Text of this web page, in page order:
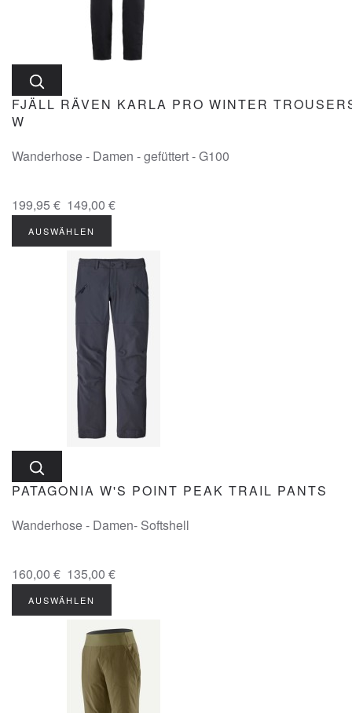
FJÄLL RÄVEN KARLA PRO WINTER
W
Wanderhose - Damen - gefüttert - G100
199,95 € 149,00 €
AUSWÄHLEN
PATAGONIA W'S POINT PEAK TRAIL PANTS
Wanderhose - Damen- Softshell
160,00 € 135,00 €
AUSWÄHLEN